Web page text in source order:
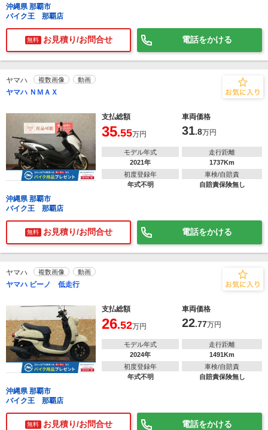
沖縄県 那覇市
バイク王 那覇店
無料 お見積り/お問合せ 電話をかける
ヤマハ 複数画像 動画
ヤマハ ＮＭＡＸ
支払総額 車両価格
35.55万円 31.8万円
モデル年式
2021年
走行距離
1737Km
初度登録年
年式不明
車検/自賠責
自賠責保険無し
沖縄県 那覇市
バイク王 那覇店
無料 お見積り/お問合せ 電話をかける
ヤマハ 複数画像 動画
ヤマハ ビーノ 低走行
支払総額 車両価格
26.52万円 22.77万円
モデル年式
2024年
走行距離
1491Km
初度登録年
年式不明
車検/自賠責
自賠責保険無し
沖縄県 那覇市
バイク王 那覇店
無料 お見積り/お問合せ 電話をかける